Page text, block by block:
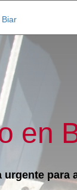
en
urgente para